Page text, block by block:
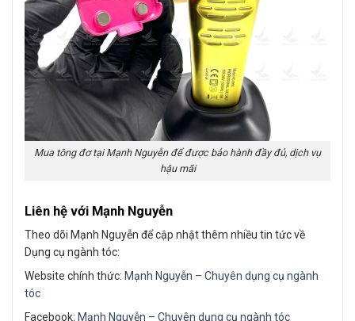
Mua tông đơ tại Mạnh Nguyễn để được bảo hành đầy đủ, dịch vụ
hậu mãi
Liên hệ với Mạnh Nguyễn
Theo dõi Mạnh Nguyễn để cập nhật thêm nhiều tin tức về
Dụng cụ ngành tóc:
Website chính thức: Mạnh Nguyễn – Chuyên dụng cụ ngành
tóc
Facebook: Mạnh Nguyễn – Chuyên dụng cụ ngành tóc